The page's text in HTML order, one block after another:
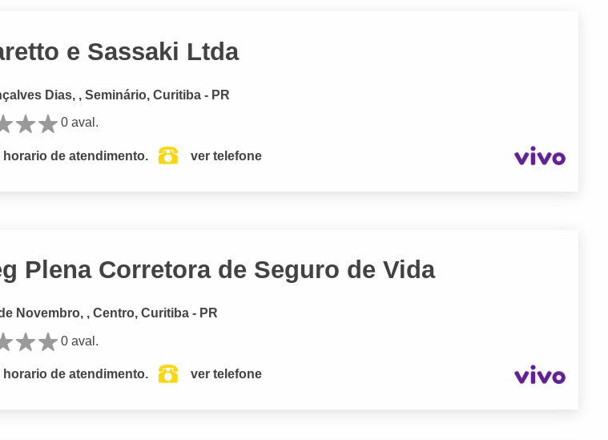
e Sassaki Ltda
Dias, , Seminário, Curitiba - PR
0 aval.
horario de atendimento. ver telefone
Plena Corretora de Seguro de Vida
Novembro, , Centro, Curitiba - PR
0 aval.
horario de atendimento. ver telefone